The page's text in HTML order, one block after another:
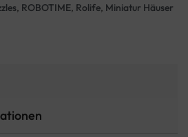
, ROBOTIME, Rolife, Miniatur Häuser